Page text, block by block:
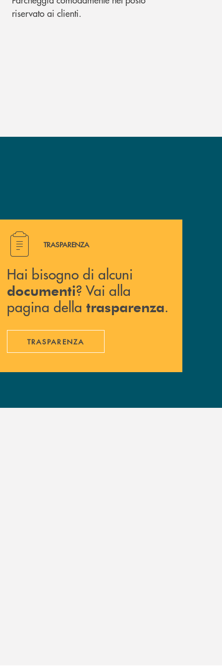
riservato ai clienti.
Hai bisogno di alcuni documenti ? Vai alla pagina della
TRASPARENZA
Hai bisogno di alcuni
documenti? Vai alla
pagina della trasparenza.
TRASPARENZA